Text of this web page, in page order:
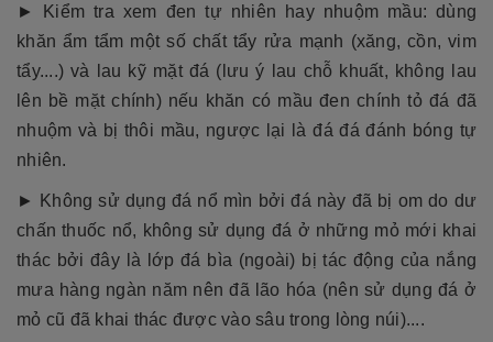
► Kiểm tra xem đen tự nhiên hay nhuộm mầu: dùng
khăn ẩm tẩm một số chất tẩy rửa mạnh (xăng, cồn, vim
tẩy....) và lau kỹ mặt đá (lưu ý lau chỗ khuất, không lau
lên bề mặt chính) nếu khăn có mầu đen chính tỏ đá đã
nhuộm và bị thôi mầu, ngược lại là đá đá đánh bóng tự
nhiên.
► Không sử dụng đá nổ mìn bởi đá này đã bị om do dư
chấn thuốc nổ, không sử dụng đá ở những mỏ mới khai
thác bởi đây là lớp đá bìa (ngoài) bị tác động của nắng
mưa hàng ngàn năm nên đã lão hóa (nên sử dụng đá ở
mỏ cũ đã khai thác được vào sâu trong lòng núi)....